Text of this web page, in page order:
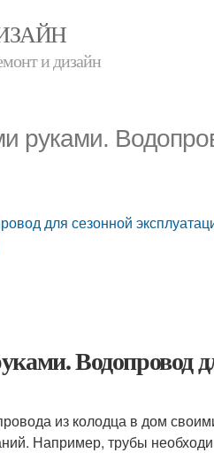
и дизайн
руками.
для сезонной
Водопровод
из колодца в дом
Например, трубы